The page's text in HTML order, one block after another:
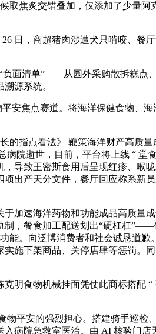
焦炙交错叠加，仅添加了少量阿
日，商超猪肉涉遭犬只啃咬、餐
面清单”——从园外采购散拆糕点
源系统。
安焦点赛道。将海洋保健食物、海
指点看法》 鞭策海洋财产高质量
院逝世，目前，平台将上线 “ 堂
导致王密斯食用后呈现红疹、喉
出产天分文件，餐厅回应称系新
加速海洋药物和功能成品高质量
制，餐食加工配送划出“硬杠杠
能。向泛博消费者和社会诚恳道歉
施下架商品、关停店肆等惩罚。同
明食物机械挂面凭仗此商标搭配 “
平安的强烈担心。搭建骑手巡检
病院急救室医治。由 AI 核验门店